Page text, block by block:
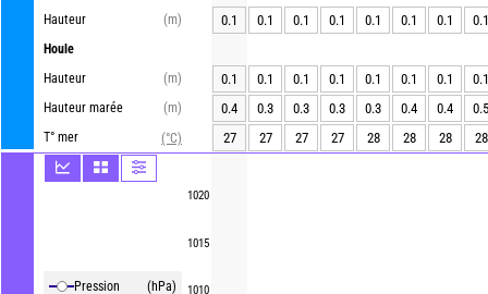
Hauteur
(m)
Houle
Hauteur
(m)
Hauteur marée
(m)
T° mer
(°C)
Pression (hPa)
1020
1015
1010
0.1 0.1 0.1 0.1 0.1 0.1 0.1 0.1
0.1 0.1 0.1 0.1 0.1 0.1 0.1
0.1
0.4
0.3 0.3 0.3 0.3 0.4 0.4
0.5
27
27 27 27 28 28 28 28